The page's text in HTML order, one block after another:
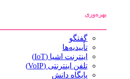
بهره‌وری
گفتگو
تأییدیه‌ها
اینترنت اشیا (IoT)
تلفن اینترنتی (VoIP)
پایگاه دانش